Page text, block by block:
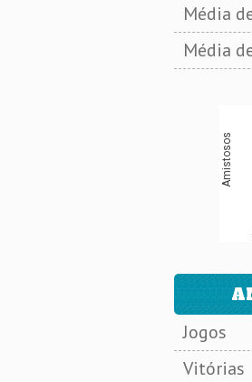
Média
Média
Amistosos
Jogos
Vitórias